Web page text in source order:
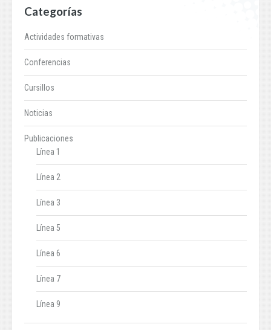
Categorías
Actividades formativas
Conferencias
Cursillos
Noticias
Publicaciones
Línea 1
Línea 2
Línea 3
Línea 5
Línea 6
Línea 7
Línea 9